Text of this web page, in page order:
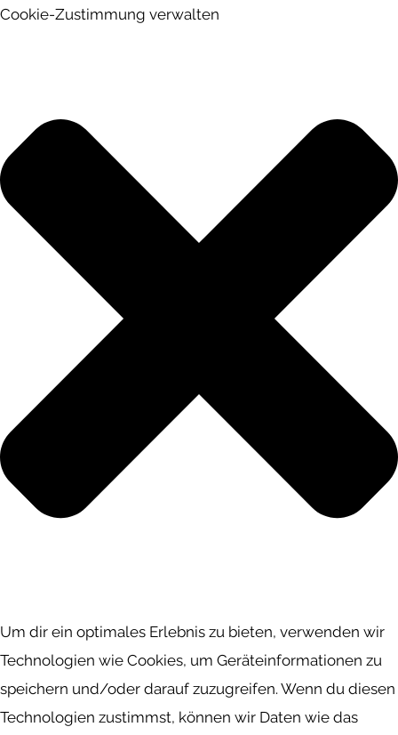
Cookie-Zustimmung verwalten
Um dir ein optimales Erlebnis zu bieten, verwenden wir
Technologien wie Cookies, um Geräteinformationen zu
speichern und/oder darauf zuzugreifen. Wenn du diesen
Technologien zustimmst, können wir Daten wie das